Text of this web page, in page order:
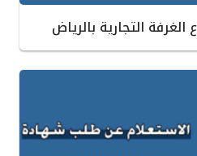
التجارية بالرياض